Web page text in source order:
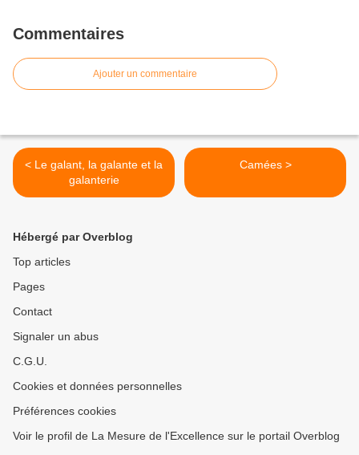
Commentaires
Ajouter un commentaire
< Le galant, la galante et la
galanterie
Camées >
Hébergé par Overblog
Top articles
Pages
Contact
Signaler un abus
C.G.U.
Cookies et données personnelles
Préférences cookies
Voir le profil de La Mesure de l'Excellence sur le portail Overblog